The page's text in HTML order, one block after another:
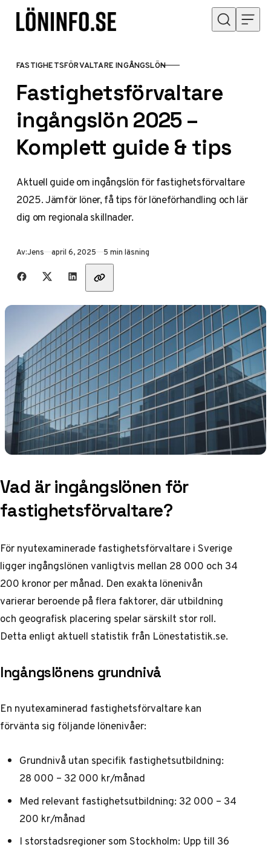
Hoppa till innehåll
KATEGORI
FASTIGHETSFÖRVALTARE INGÅNGSLÖN
Fastighetsförvaltare
ingångslön 2025 –
Komplett guide & tips
Aktuell guide om ingångslön för fastighetsförvaltare
2025. Jämför löner, få tips för löneförhandling och lär
dig om regionala skillnader.
Av:Jens Publicerad
april 6, 2025 5 min läsning
Dela med vänner
Vad är ingångslönen för
fastighetsförvaltare?
För nyutexaminerade fastighetsförvaltare i Sverige
ligger ingångslönen vanligtvis mellan 28 000 och 34
200 kronor per månad. Den exakta lönenivån
varierar beroende på flera faktorer, där utbildning
och geografisk placering spelar särskilt stor roll.
Detta enligt aktuell statistik från Lönestatistik.se.
Ingångslönens grundnivå
En nyutexaminerad fastighetsförvaltare kan
förvänta sig följande lönenivåer:
Grundnivå utan specifik fastighetsutbildning:
28 000 – 32 000 kr/månad
Med relevant fastighetsutbildning: 32 000 – 34
200 kr/månad
I storstadsregioner som Stockholm: Upp till 36